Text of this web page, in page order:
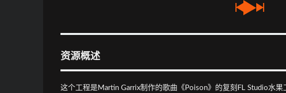
资源概述
这个工程是Martin Garrix制作的歌曲《Poison》的复刻FL Studio水